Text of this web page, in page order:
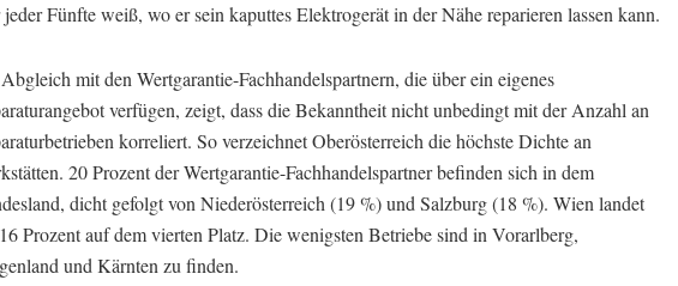
Fünfte weiß, wo er sein kaputtes Elektrogerät in der Nähe reparieren lassen kann.
mit den Wertgarantie-Fachhandelspartnern, die über ein eigenes
verfügen, zeigt, dass die Bekanntheit nicht unbedingt mit der Anzahl an
korreliert. So verzeichnet Oberösterreich die höchste Dichte an
20 Prozent der Wertgarantie-Fachhandelspartner befinden sich in dem
dicht gefolgt von Niederösterreich (19 %) und Salzburg (18 %). Wien landet
Prozent auf dem vierten Platz. Die wenigsten Betriebe sind in Vorarlberg,
und Kärnten zu finden.